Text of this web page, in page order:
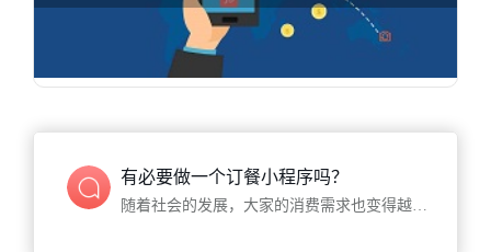
快速入门教程 [智慧门店/社交商城]
有必要做一个订餐小程序吗？
随着社会的发展，大家的消费需求也变得越来越多样化，而在这样的情况下，广大传统店铺商家的生存就越发艰难，特别是那些餐饮行业的店铺，就显得尤其明显。于是，许多商家便借助于微信小程序的能力，通过开发小程序，想要从中寻求转折和突破。小程序的到来，